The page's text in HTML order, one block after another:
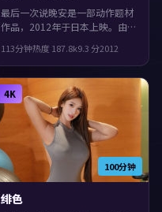
最后一次说晚安是一部动作题材
作品，2012年于日本上映。由冯
等主演。配乐与声场强化了不安
与孤独感，观感紧凑，值得推
荐。
113分钟热度 187.8k9.3 分2012
100分钟
4K
绯色